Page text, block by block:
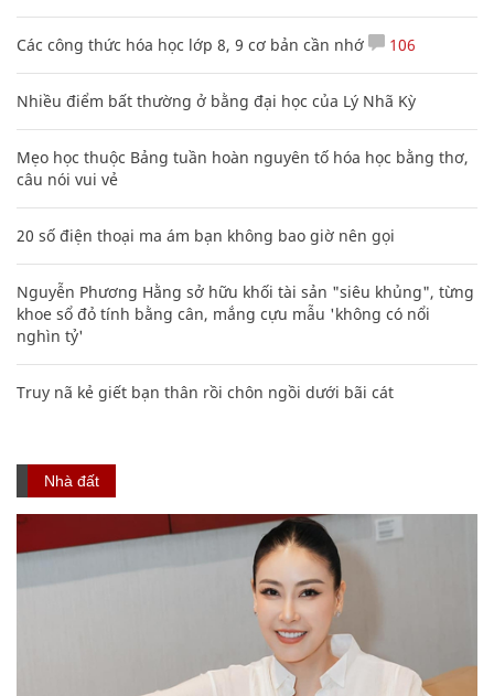
Các công thức hóa học lớp 8, 9 cơ bản cần nhớ 106
Nhiều điểm bất thường ở bằng đại học của Lý Nhã Kỳ
Mẹo học thuộc Bảng tuần hoàn nguyên tố hóa học bằng thơ,
câu nói vui vẻ
20 số điện thoại ma ám bạn không bao giờ nên gọi
Nguyễn Phương Hằng sở hữu khối tài sản "siêu khủng", từng
khoe sổ đỏ tính bằng cân, mắng cựu mẫu 'không có nổi
nghìn tỷ'
Truy nã kẻ giết bạn thân rồi chôn ngồi dưới bãi cát
Nhà đất